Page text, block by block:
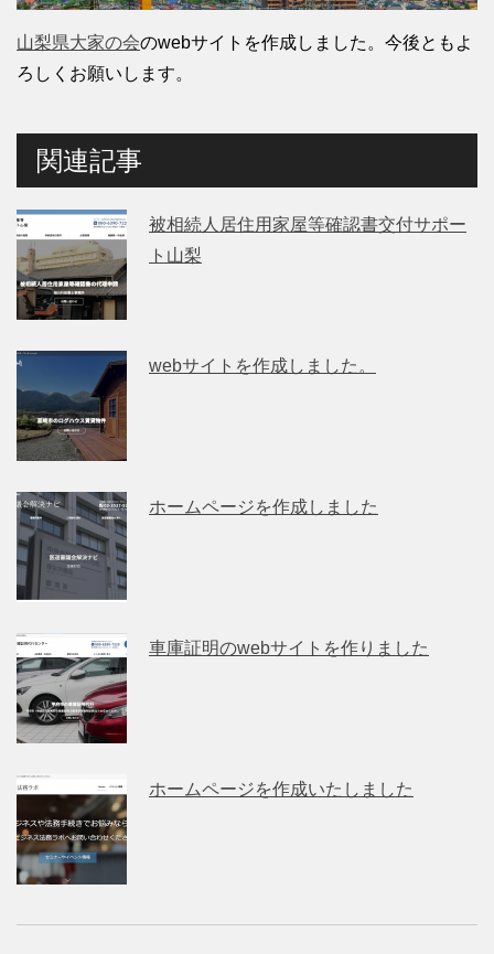
山梨県大家の会のwebサイトを作成しました。今後ともよ
ろしくお願いします。
関連記事
被相続人居住用家屋等確認書交付サポー
ト山梨
webサイトを作成しました。
ホームページを作成しました
車庫証明のwebサイトを作りました
ホームページを作成いたしました